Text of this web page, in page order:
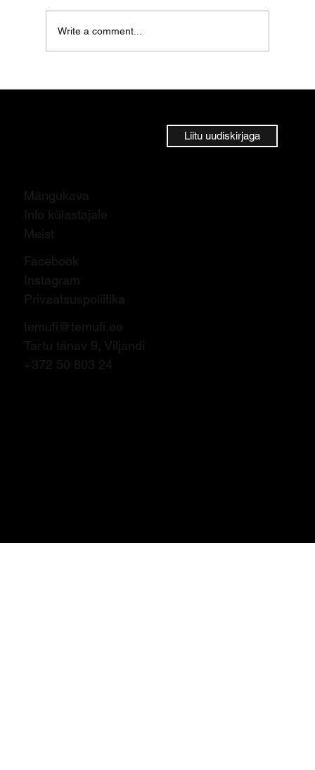
Write a comment...
Liitu uudiskirjaga
Mängukava
Info külastajale
Meist
Facebook
Instagram
Privaatsuspoliitika
temufi@temufi.ee
Tartu tänav 9, Viljandi
+372 50 803 24